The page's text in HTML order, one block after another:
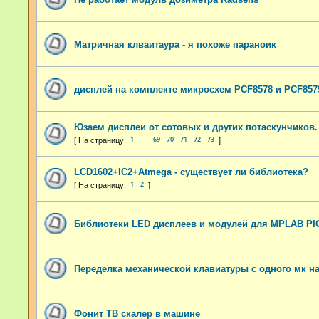
Матричная клваитаура - я похоже параноик
дисплей на комплекте микросхем PCF8578 и
Юзаем дисплеи от сотовых и других потаскунчиков.
1 69 70 71 72 73
LCD1602+IC2+Atmega - существует ли библиотека?
1 2
Библиотеки LED дисплеев и модулей для MPLAB
Переделка механической клавиатуры с одного мк
Фонит ТВ скалер в машине